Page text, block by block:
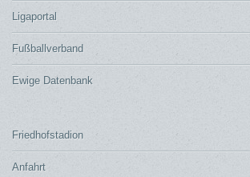
Ligaportal
Fußballverband
Ewige Datenbank
Friedhofstadion
Anfahrt